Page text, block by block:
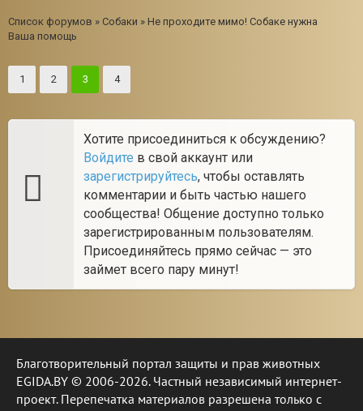
Список форумов » Собаки » Не проходите мимо! Собаке нужна
Ваша помощь
1 2 3 4
Хотите присоединиться к обсуждению?
Войдите в свой аккаунт или
зарегистрируйтесь, чтобы оставлять
комментарии и быть частью нашего
сообщества! Общение доступно только
зарегистрированным пользователям.
Присоединяйтесь прямо сейчас — это
займет всего пару минут!
Благотворительный портал защиты и прав животных
EGIDA.BY © 2006-2026. Частный независимый интернет-
проект. Перепечатка материалов разрешена только с